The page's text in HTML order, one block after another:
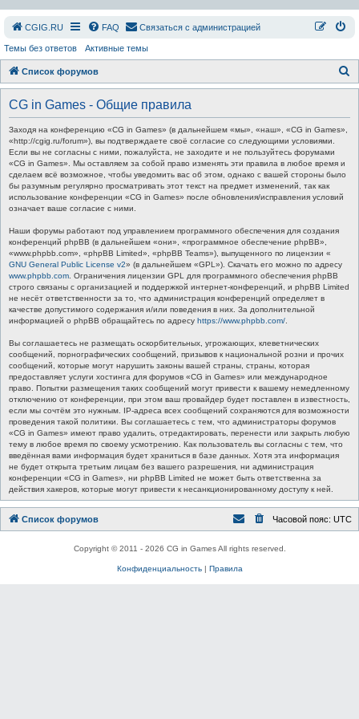
СGIG.RU FAQ Связаться с администрацией
Темы без ответов Активные темы
Список форумов
о
CG in Games - Общие правила
Заходя на конференцию «CG in Games» (в дальнейшем «мы», «наш», «CG in Games»,
«http://cgig.ru/forum»), вы подтверждаете своё согласие со следующими условиями.
Если вы не согласны с ними, пожалуйста, не заходите и не пользуйтесь форумами
«CG in Games». Мы оставляем за собой право изменять эти правила в любое время и
сделаем всё возможное, чтобы уведомить вас об этом, однако с вашей стороны было
бы разумным регулярно просматривать этот текст на предмет изменений, так как
использование конференции «CG in Games» после обновления/исправления условий
означает ваше согласие с ними.
Наши форумы работают под управлением программного обеспечения для создания
конференций phpBB (в дальнейшем «они», «программное обеспечение phpBB»,
«www.phpbb.com», «phpBB Limited», «phpBB Teams»), выпущенного по лицензии «
GNU General Public License v2» (в дальнейшем «GPL»). Скачать его можно по адресу
www.phpbb.com . Ограничения лицензии GPL для программного обеспечения phpBB
строго связаны с организацией и поддержкой интернет-конференций, и phpBB Limited
не несёт ответственности за то, что администрация конференций определяет в
качестве допустимого содержания и/или поведения в них. За дополнительной
информацией о phpBB обращайтесь по адресу https://www.phpbb.com/
Вы соглашаетесь не размещать оскорбительных, угрожающих, клеветнических
сообщений, порнографических сообщений, призывов к национальной розни и прочих
сообщений, которые могут нарушить законы вашей страны, страны, которая
предоставляет услуги хостинга для форумов «CG in Games» или международное
право. Попытки размещения таких сообщений могут привести к вашему немедленному
отключению от конференции, при этом ваш провайдер будет поставлен в известность,
если мы сочтём это нужным. IP-адреса всех сообщений сохраняются для возможности
проведения такой политики. Вы соглашаетесь с тем, что администраторы форумов
«CG in Games» имеют право удалить, отредактировать, перенести или закрыть любую
тему в любое время по своему усмотрению. Как пользователь вы согласны с тем, что
введённая вами информация будет храниться в базе данных. Хотя эта информация
не будет открыта третьим лицам без вашего разрешения, ни администрация
конференции «CG in Games», ни phpBB Limited не может быть ответственна за
действия хакеров, которые могут привести к несанкционированному доступу к ней.
Список форумов Часовой пояс: UTC
Copyright © 2011 - 2026 CG in Games All rights reserved.
Конфиденциальность| Правила